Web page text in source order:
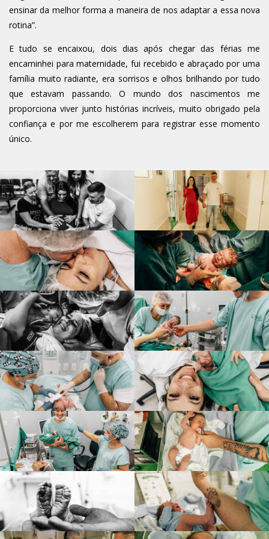
ensinar da melhor forma a maneira de nos adaptar a essa nova
rotina”.
E tudo se encaixou, dois dias após chegar das férias me
encaminhei para maternidade, fui recebido e abraçado por uma
família muito radiante, era sorrisos e olhos brilhando por tudo
que estavam passando. O mundo dos nascimentos me
proporciona viver junto histórias incríveis, muito obrigado pela
confiança e por me escolherem para registrar esse momento
único.